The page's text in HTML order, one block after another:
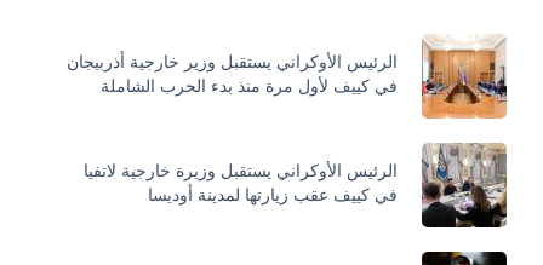
الرئيس الأوكراني يستقبل وزير خارجية أذربيجان
في كييف لأول مرة منذ بدء الحرب الشاملة
الرئيس الأوكراني يستقبل وزيرة خارجية لاتفيا
في كييف عقب زيارتها لمدينة أوديسا